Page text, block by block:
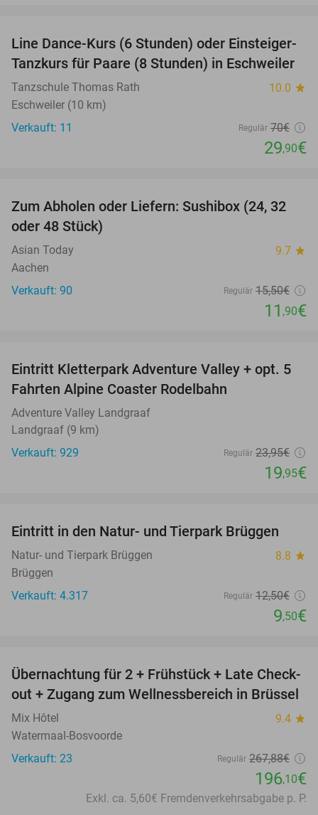
57%
Line Dance-Kurs (6 Stunden) oder Einsteiger-
Tanzkurs für Paare (8 Stunden) in Eschweiler
Tanzschule Thomas Rath 10.0 star
Eschweiler (10 km)
Verkauft: 11
Regulär 70€
29,90€
23%
Zum Abholen oder Liefern: Sushibox (24, 32
oder 48 Stück)
Asian Today 9.7 star
Aachen
Verkauft: 90
Regulär 15,50€
11 ,90€
17%
Eintritt Kletterpark Adventure Valley + opt. 5
Fahrten Alpine Coaster Rodelbahn
Adventure Valley Landgraaf
Landgraaf (9 km)
Verkauft: 929
Regulär 23,95€
19,95€
24%
Eintritt in den Natur- und Tierpark Brüggen
Natur- und Tierpark Brüggen 8.8 star
Brüggen
Verkauft: 4.317
Regulär 12,50€
9,50€
27%
Übernachtung für 2 + Frühstück + Late Check-
out + Zugang zum Wellnessbereich in Brüssel
Mix Hôtel 9.4 star
Watermaal-Bosvoorde
Verkauft: 23
Regulär 267,88€
196,10€
Exkl. ca. 5,60€ Fremdenverkehrsabgabe p. P.